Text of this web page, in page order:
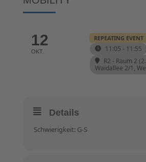
12
OKT.
REPEATING EVENT
11:05 - 11:55
R2 - Raum 2
Waidallee 2/1,
Details
Schwierigkeit: G-S